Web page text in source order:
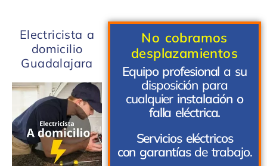
Electricista a
domicilio
Guadalajara
No cobramos
desplazamientos
Equipo profesional a su
disposición para
cualquier instalación o
falla eléctrica.
Servicios eléctricos
con garantíasde trabajo.